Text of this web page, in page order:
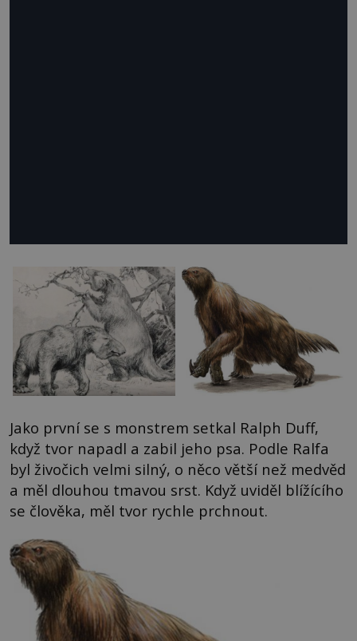
Jako první se s monstrem setkal Ralph Duff,
když tvor napadl a zabil jeho psa. Podle Ralfa
byl živočich velmi silný, o něco větší než medvěd
a měl dlouhou tmavou srst. Když uviděl blížícího
se člověka, měl tvor rychle prchnout.